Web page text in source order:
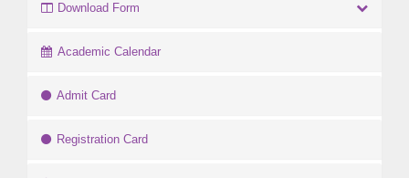
Download Form
Academic Calendar
Admit Card
Registration Card